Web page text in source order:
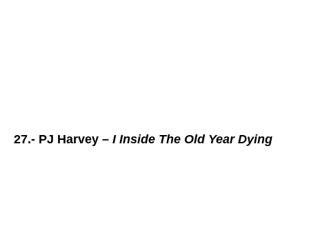
27.- PJ Harvey – I Inside The Old Year Dying